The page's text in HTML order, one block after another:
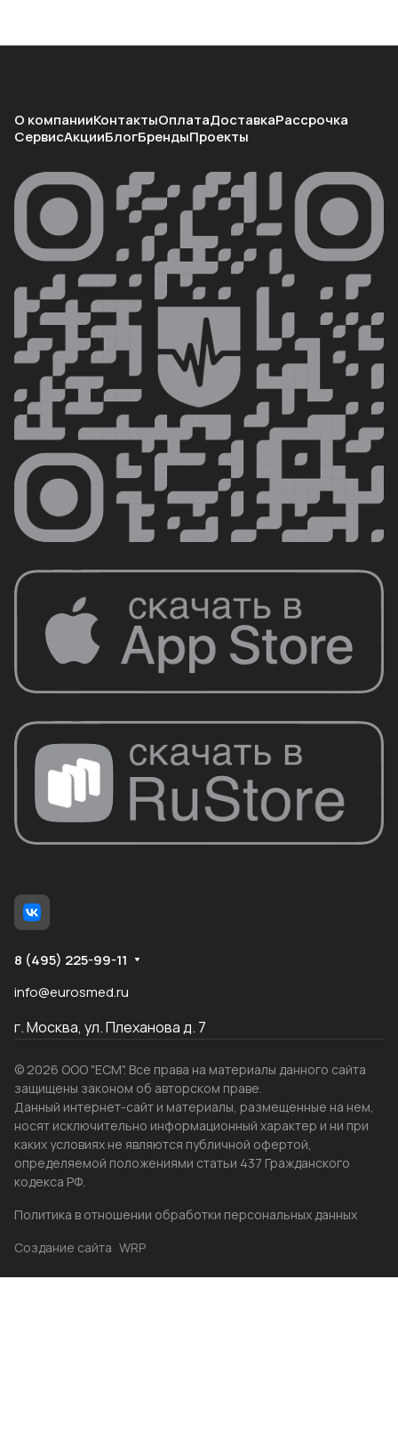
О компанииКонтактыОплатаДоставкаРассрочка
СервисАкцииБлогБрендыПроекты
8 (495) 225-99-11
info@eurosmed.ru
г. Москва, ул. Плеханова д. 7
© 2026 ООО "ЕСМ". Все права на материалы данного сайта
защищены законом об авторском праве.
Данный интернет-сайт и материалы, размещенные на нем,
носят исключительно информационный характер и ни при
каких условиях не являются публичной офертой,
определяемой положениями статьи 437 Гражданского
кодекса РФ.
Политика в отношении обработки персональных данных
Создание сайта WRP